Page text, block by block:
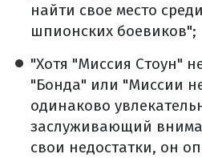
найти свое место
шпионских боевиков";
"Хотя "Миссия Стоун"
"Бонда" или "Миссии
одинаково
заслуживающий
свои недостатки, он